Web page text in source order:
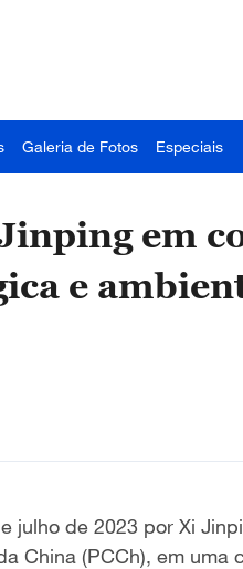
Galeria de Fotos Especiais
em
e
julho de 2023 por Xi
China (PCCh), em